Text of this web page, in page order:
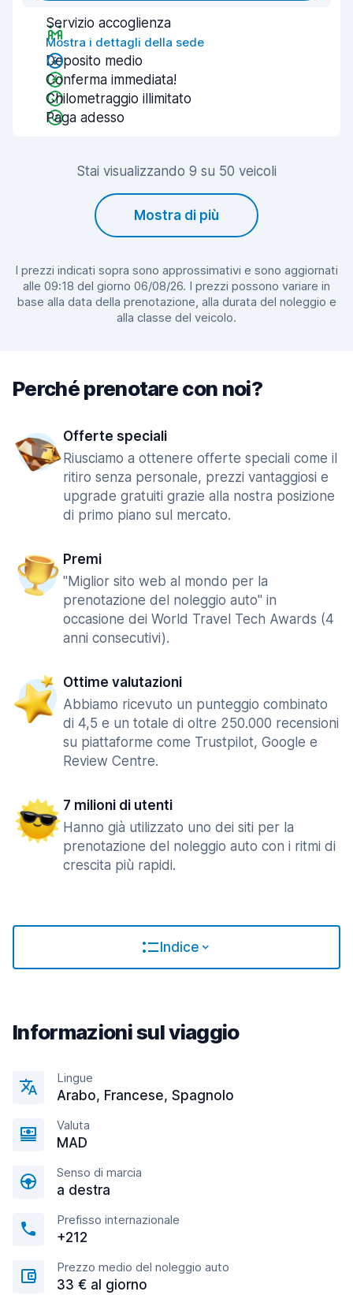
Servizio accoglienza
Mostra i dettagli della sede
Deposito medio
Conferma immediata!
Chilometraggio illimitato
Paga adesso
Stai visualizzando 9 su 50 veicoli
Mostra di più
I prezzi indicati sopra sono approssimativi e sono aggiornati
alle 09:18 del giorno 06/08/26. I prezzi possono variare in
base alla data della prenotazione, alla durata del noleggio e
alla classe del veicolo.
Perché prenotare con noi?
Offerte speciali
Riusciamo a ottenere offerte speciali come il
ritiro senza personale, prezzi vantaggiosi e
upgrade gratuiti grazie alla nostra posizione
di primo piano sul mercato.
Premi
"Miglior sito web al mondo per la
prenotazione del noleggio auto" in
occasione dei World Travel Tech Awards (4
anni consecutivi).
Ottime valutazioni
Abbiamo ricevuto un punteggio combinato
di 4,5 e un totale di oltre 250.000 recensioni
su piattaforme come Trustpilot, Google e
Review Centre.
7 milioni di utenti
Hanno già utilizzato uno dei siti per la
prenotazione del noleggio auto con i ritmi di
crescita più rapidi.
Indice
Informazioni sul viaggio
Lingue
Arabo, Francese, Spagnolo
Valuta
MAD
Senso di marcia
a destra
Prefisso internazionale
+212
Prezzo medio del noleggio auto
33 € al giorno